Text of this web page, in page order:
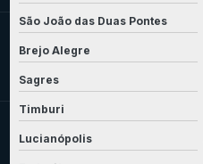
São João das Duas Pontes
Brejo Alegre
Sagres
Timburi
Lucianópolis